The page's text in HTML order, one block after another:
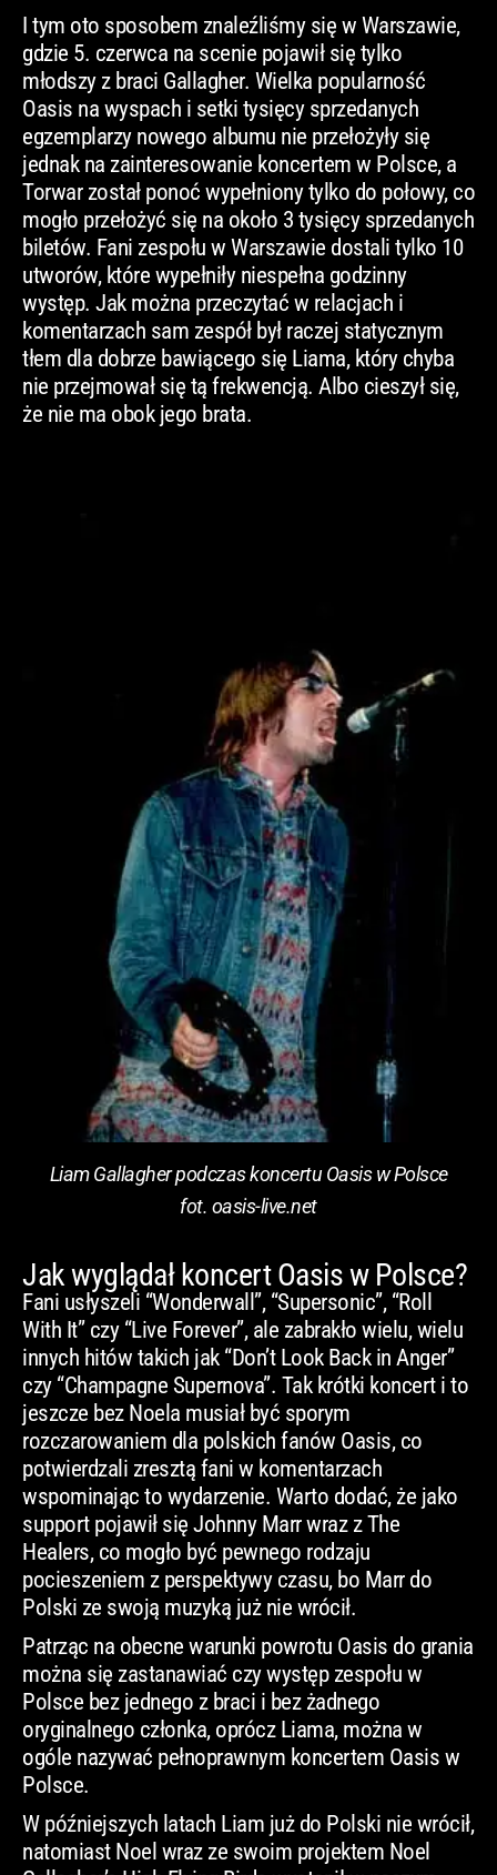
I tym oto sposobem znaleźliśmy się w Warszawie,
gdzie 5. czerwca na scenie pojawił się tylko
młodszy z braci Gallagher. Wielka popularność
Oasis na wyspach i setki tysięcy sprzedanych
egzemplarzy nowego albumu nie przełożyły się
jednak na zainteresowanie koncertem w Polsce, a
Torwar został ponoć wypełniony tylko do połowy, co
mogło przełożyć się na około 3 tysięcy sprzedanych
biletów. Fani zespołu w Warszawie dostali tylko 10
utworów, które wypełniły niespełna godzinny
występ. Jak można przeczytać w relacjach i
komentarzach sam zespół był raczej statycznym
tłem dla dobrze bawiącego się Liama, który chyba
nie przejmował się tą frekwencją. Albo cieszył się,
że nie ma obok jego brata.
Liam Gallagher podczas koncertu Oasis w Polsce
fot. oasis-live.net
Jak wyglądał koncert Oasis w Polsce?
Fani usłyszeli “Wonderwall”, “Supersonic”, “Roll
With It” czy “Live Forever”, ale zabrakło wielu, wielu
innych hitów takich jak “Don’t Look Back in Anger”
czy “Champagne Supernova”. Tak krótki koncert i to
jeszcze bez Noela musiał być sporym
rozczarowaniem dla polskich fanów Oasis, co
potwierdzali zresztą fani w komentarzach
wspominając to wydarzenie. Warto dodać, że jako
support pojawił się Johnny Marr wraz z The
Healers, co mogło być pewnego rodzaju
pocieszeniem z perspektywy czasu, bo Marr do
Polski ze swoją muzyką już nie wrócił.
Patrząc na obecne warunki powrotu Oasis do grania
można się zastanawiać czy występ zespołu w
Polsce bez jednego z braci i bez żadnego
oryginalnego członka, oprócz Liama, można w
ogóle nazywać pełnoprawnym koncertem Oasis w
Polsce.
W późniejszych latach Liam już do Polski nie wrócił,
natomiast Noel wraz ze swoim projektem Noel